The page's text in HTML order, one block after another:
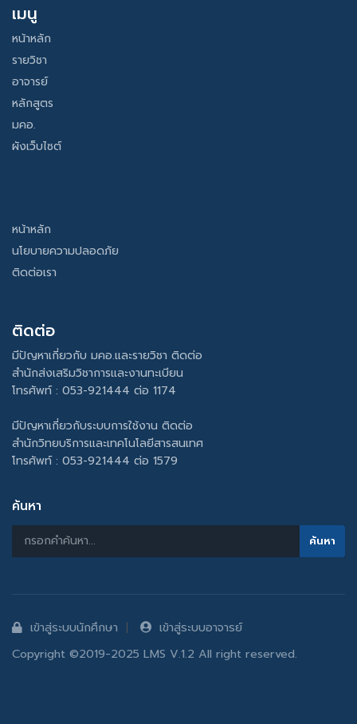
เมนู
หน้าหลัก
รายวิชา
อาจารย์
หลักสูตร
มคอ.
ผังเว็บไซต์
หน้าหลัก
นโยบายความปลอดภัย
ติดต่อเรา
ติดต่อ
มีปัญหาเกี่ยวกับ มคอ.และรายวิชา ติดต่อ
สำนักส่งเสริมวิชาการและงานทะเบียน
โทรศัพท์ : 053-921444 ต่อ 1174
มีปัญหาเกี่ยวกับระบบการใช้งาน ติดต่อ
สำนักวิทยบริการและเทคโนโลยีสารสนเทศ
โทรศัพท์ : 053-921444 ต่อ 1579
ค้นหา
เข้าสู่ระบบนักศึกษา
เข้าสู่ระบบอาจารย์
Copyright ©2019-2025 LMS V.1.2 All right reserved.